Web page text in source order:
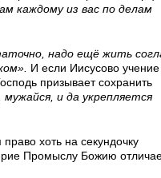
каждому из вас по делам
надо ещё жить
И если Иисусово
призывает сохранить
мужайся, и да укрепляется
хоть на секундочку
Промыслу Божию